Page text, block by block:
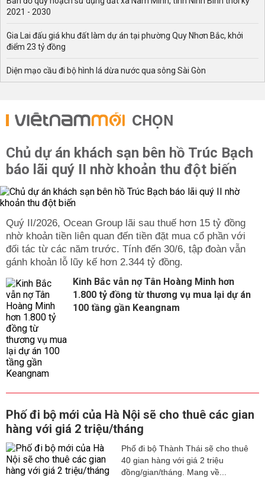
2021 - 2030
Gia Lai đấu giá khu đất làm dự án tại phường Quy Nhơn Bắc, khởi
điểm 23 tỷ đồng
Diện mạo cầu đi bộ hình lá dừa nước qua sông Sài Gòn
CHỌN
Chủ dự án khách sạn bên hồ Trúc Bạch
báo lãi quý II nhờ khoản thu đột biến
Quý II/2026, Ocean Group lãi sau thuế hơn 15 tỷ đồng
nhờ khoản tiền liên quan đến tiền đặt mua cổ phần với
đối tác từ các năm trước. Tính đến 30/6, tập đoàn vẫn
gánh khoản lỗ lũy kế hơn 2.344 tỷ đồng.
Kinh Bắc vẫn nợ Tân Hoàng Minh hơn
1.800 tỷ đồng từ thương vụ mua lại dự án
100 tầng gần Keangnam
Phố đi bộ mới của Hà Nội sẽ cho thuê các gian
hàng với giá 2 triệu/tháng
Phố đi bộ Thành Thái sẽ cho thuê
40 gian hàng với giá 2 triệu
đồng/gian/tháng. Mang về...